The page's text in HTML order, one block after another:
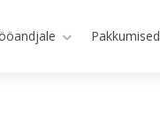
Pakkumised